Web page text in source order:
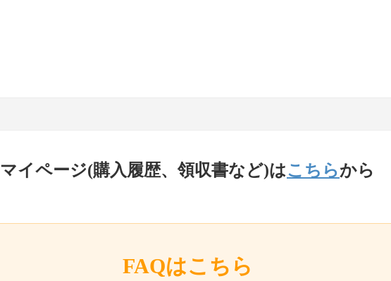
マイページ(購入履歴、領収書など)はこちらから
FAQはこちら